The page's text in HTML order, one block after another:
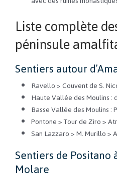
Liste complète
péninsule
Sentiers autour
Ravello > Couvent de S.
Haute Vallée des Moulins :
Basse Vallée des Moulins :
Pontone > Tour de Ziro >
San Lazzaro > M. Murillo >
Sentiers de